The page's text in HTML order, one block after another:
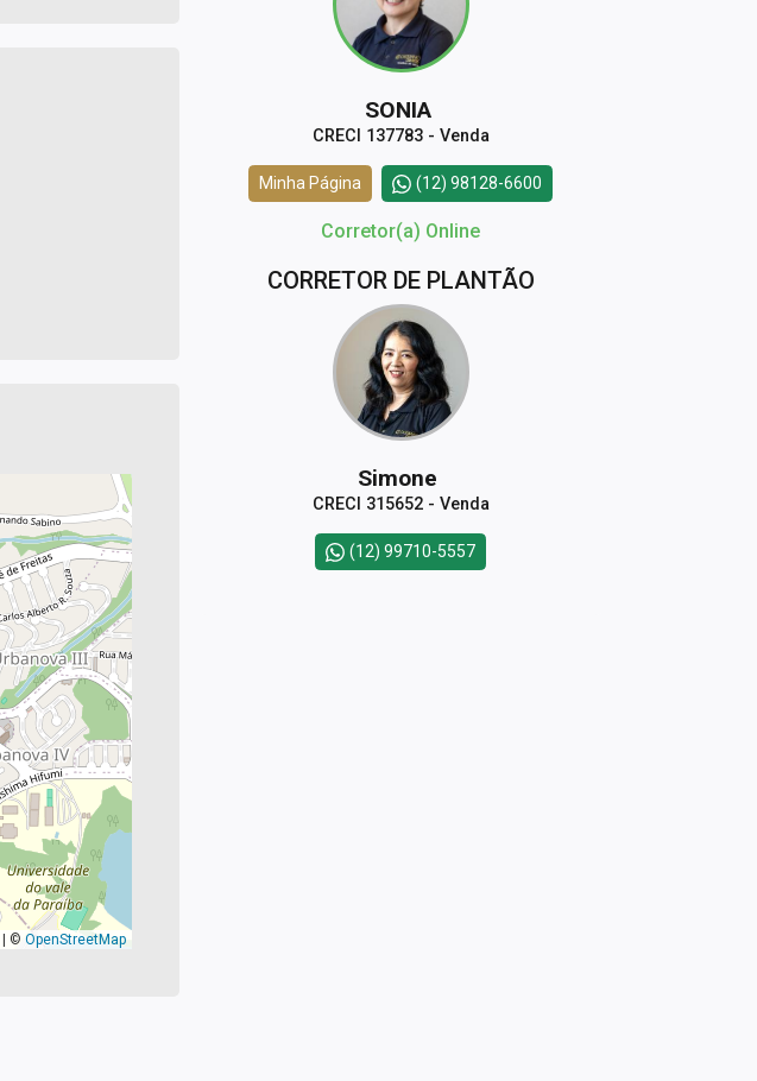
© OpenStreetMap
SONIA
CRECI 137783 - Venda
Minha Página (12) 98128-6600
Corretor(a) Online
CORRETOR DE PLANTÃO
Simone
CRECI 315652 - Venda
(12) 99710-5557